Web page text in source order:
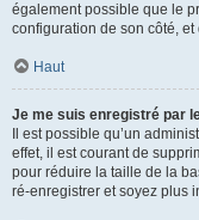
également possible que le
configuration de son côté, et
Haut
Je me suis enregistré par
Il est possible qu’un
effet, il est courant de
pour réduire la taille de la
ré-enregistrer et soyez plus